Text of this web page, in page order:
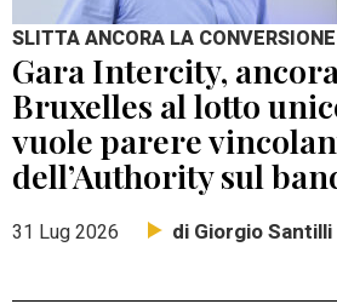
SLITTA ANCORA LA
Gara Intercity,
Bruxelles al lotto
vuole parere
dell’Authority sul
31 Lug 2026 di Giorgio Santilli